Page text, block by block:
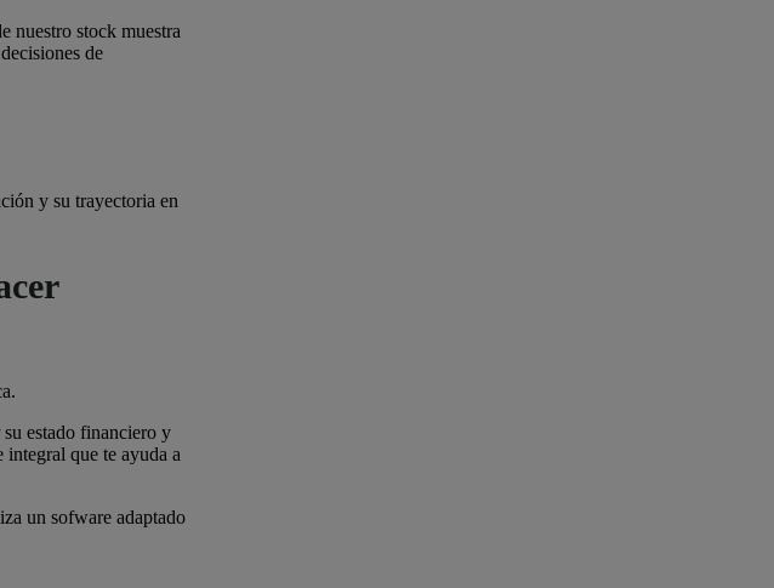
nuestro stock muestra
de
y su trayectoria en
estado financiero y
que te ayuda a
un sofware adaptado